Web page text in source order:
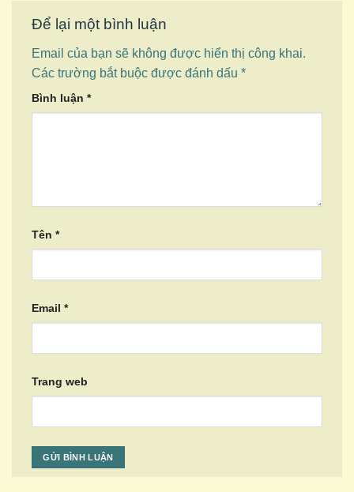
Để lại một bình luận
Email của bạn sẽ không được hiển thị công khai.
Các trường bắt buộc được đánh dấu *
Bình luận *
Tên *
Email *
Trang web